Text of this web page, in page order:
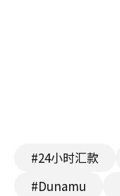
#24小时汇款
#Dunamu